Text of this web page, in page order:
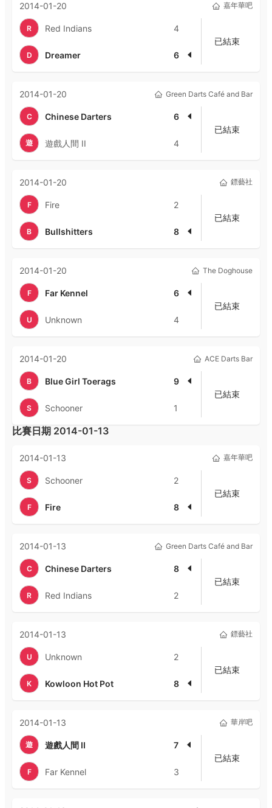
2014-01-20 嘉年華吧
R Red Indians 4
D Dreamer 6
已結束
2014-01-20 Green Darts Café and Bar
C Chinese Darters 6
遊 遊戲人間 II 4
已結束
2014-01-20 鏢藝社
F Fire 2
B Bullshitters 8
已結束
2014-01-20 The Doghouse
F Far Kennel 6
U Unknown 4
已結束
2014-01-20 ACE Darts Bar
B Blue Girl Toerags 9
S Schooner 1
已結束
比賽日期 2014-01-13
2014-01-13 嘉年華吧
S Schooner 2
F Fire 8
已結束
2014-01-13 Green Darts Café and Bar
C Chinese Darters 8
R Red Indians 2
已結束
2014-01-13 鏢藝社
U Unknown 2
K Kowloon Hot Pot 8
已結束
2014-01-13 華岸吧
遊 遊戲人間 II 7
F Far Kennel 3
已結束